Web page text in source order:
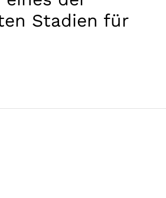
Stadien für
Marketing
Indem Sie
Ihre
Website